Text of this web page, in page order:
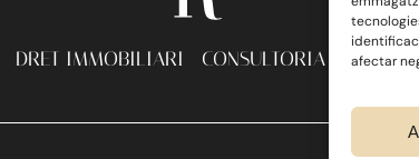
afectar
DRET IMMOBILIARI CONSULTORIA